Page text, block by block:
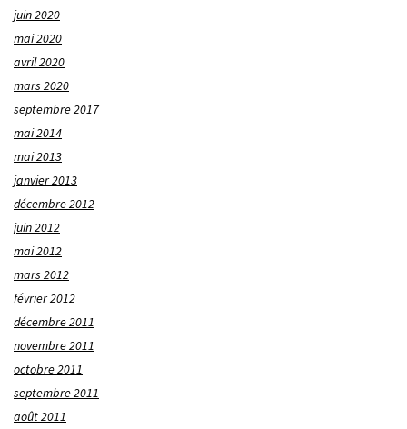
juin 2020
mai 2020
avril 2020
mars 2020
septembre 2017
mai 2014
mai 2013
janvier 2013
décembre 2012
juin 2012
mai 2012
mars 2012
février 2012
décembre 2011
novembre 2011
octobre 2011
septembre 2011
août 2011